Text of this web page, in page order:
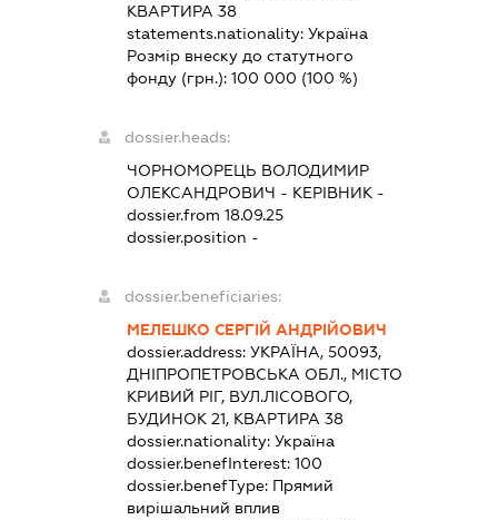
КВАРТИРА 38
statements.nationality: Україна
Розмір внеску до статутного
фонду (грн.): 100 000 (100 %)
dossier.heads:
ЧОРНОМОРЕЦЬ ВОЛОДИМИР
ОЛЕКСАНДРОВИЧ - КЕРІВНИК-
dossier.from 18.09.25
dossier.position -
dossier.beneficiaries:
МЕЛЕШКО СЕРГІЙ АНДРІЙОВИЧ
dossier.address: УКРАЇНА, 50093,
ДНІПРОПЕТРОВСЬКА ОБЛ., МІСТО
КРИВИЙ РІГ, ВУЛ.ЛІСОВОГО,
БУДИНОК 21, КВАРТИРА 38
dossier.nationality: Україна
dossier.benefInterest: 100
dossier.benefType: Прямий
вирішальний вплив